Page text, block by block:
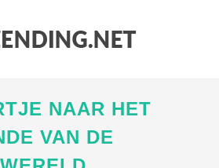
NAAR HET
VAN DE